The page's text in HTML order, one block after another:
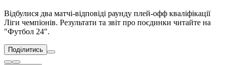
Відбулися два матчі-відповіді раунду плей-офф кваліфікації
Ліги чемпіонів. Результати та звіт про поєдинки читайте на
"Футбол 24".
Поділитись